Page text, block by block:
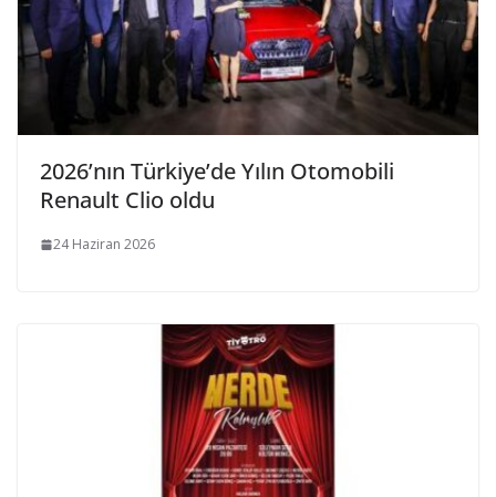
2026’nın Türkiye’de Yılın Otomobili
Renault Clio oldu
24 Haziran 2026